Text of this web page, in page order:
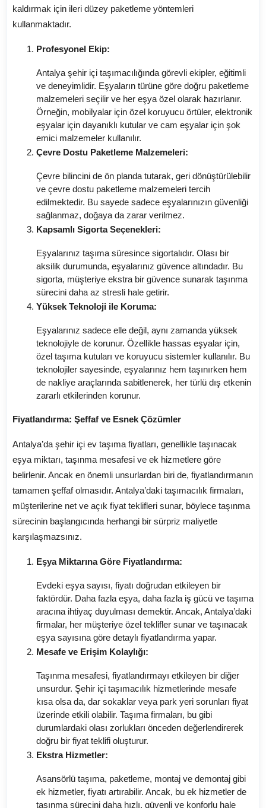
kaldırmak için ileri düzey paketleme yöntemleri
kullanmaktadır.
Profesyonel Ekip:
Antalya şehir içi taşımacılığında görevli ekipler, eğitimli
ve deneyimlidir. Eşyaların türüne göre doğru paketleme
malzemeleri seçilir ve her eşya özel olarak hazırlanır.
Örneğin, mobilyalar için özel koruyucu örtüler, elektronik
eşyalar için dayanıklı kutular ve cam eşyalar için şok
emici malzemeler kullanılır.
Çevre Dostu Paketleme Malzemeleri:
Çevre bilincini de ön planda tutarak, geri dönüştürülebilir
ve çevre dostu paketleme malzemeleri tercih
edilmektedir. Bu sayede sadece eşyalarınızın güvenliği
sağlanmaz, doğaya da zarar verilmez.
Kapsamlı Sigorta Seçenekleri:
Eşyalarınız taşıma süresince sigortalıdır. Olası bir
aksilik durumunda, eşyalarınız güvence altındadır. Bu
sigorta, müşteriye ekstra bir güvence sunarak taşınma
sürecini daha az stresli hale getirir.
Yüksek Teknoloji ile Koruma:
Eşyalarınız sadece elle değil, aynı zamanda yüksek
teknolojiyle de korunur. Özellikle hassas eşyalar için,
özel taşıma kutuları ve koruyucu sistemler kullanılır. Bu
teknolojiler sayesinde, eşyalarınız hem taşınırken hem
de nakliye araçlarında sabitlenerek, her türlü dış etkenin
zararlı etkilerinden korunur.
Fiyatlandırma: Şeffaf ve Esnek Çözümler
Antalya’da şehir içi ev taşıma fiyatları, genellikle taşınacak
eşya miktarı, taşınma mesafesi ve ek hizmetlere göre
belirlenir. Ancak en önemli unsurlardan biri de, fiyatlandırmanın
tamamen şeffaf olmasıdır. Antalya’daki taşımacılık firmaları,
müşterilerine net ve açık fiyat teklifleri sunar, böylece taşınma
sürecinin başlangıcında herhangi bir sürpriz maliyetle
karşılaşmazsınız.
Eşya Miktarına Göre Fiyatlandırma:
Evdeki eşya sayısı, fiyatı doğrudan etkileyen bir
faktördür. Daha fazla eşya, daha fazla iş gücü ve taşıma
aracına ihtiyaç duyulması demektir. Ancak, Antalya’daki
firmalar, her müşteriye özel teklifler sunar ve taşınacak
eşya sayısına göre detaylı fiyatlandırma yapar.
Mesafe ve Erişim Kolaylığı:
Taşınma mesafesi, fiyatlandırmayı etkileyen bir diğer
unsurdur. Şehir içi taşımacılık hizmetlerinde mesafe
kısa olsa da, dar sokaklar veya park yeri sorunları fiyat
üzerinde etkili olabilir. Taşıma firmaları, bu gibi
durumlardaki olası zorlukları önceden değerlendirerek
doğru bir fiyat teklifi oluşturur.
Ekstra Hizmetler:
Asansörlü taşıma, paketleme, montaj ve demontaj gibi
ek hizmetler, fiyatı artırabilir. Ancak, bu ek hizmetler de
taşınma sürecini daha hızlı, güvenli ve konforlu hale